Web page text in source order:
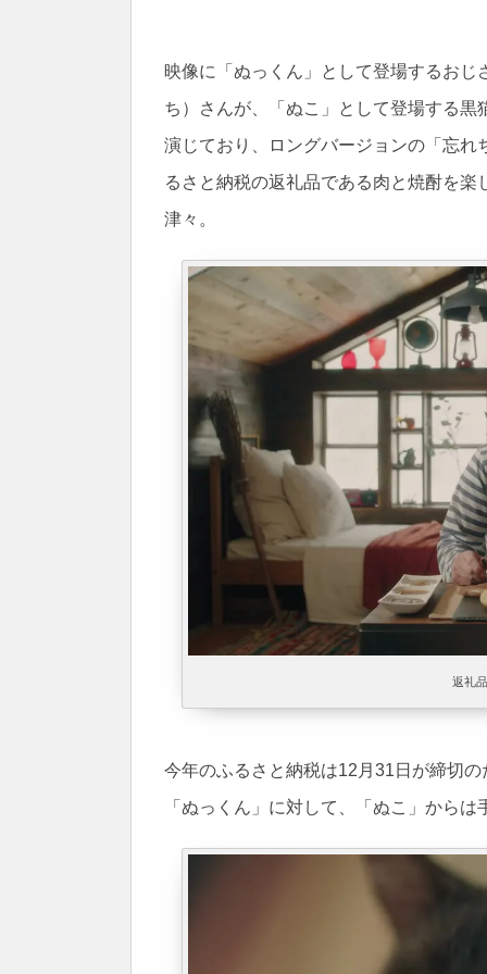
映像に「ぬっくん」として登場するお
ち）さんが、「ぬこ」として登場する
演じており、ロングバージョンの「忘
るさと納税の返礼品である肉と焼酎を
津々。
返礼
今年のふるさと納税は12月31日が締切
「ぬっくん」に対して、「ぬこ」から